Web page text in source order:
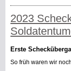
2023
Erste
So früh waren wir